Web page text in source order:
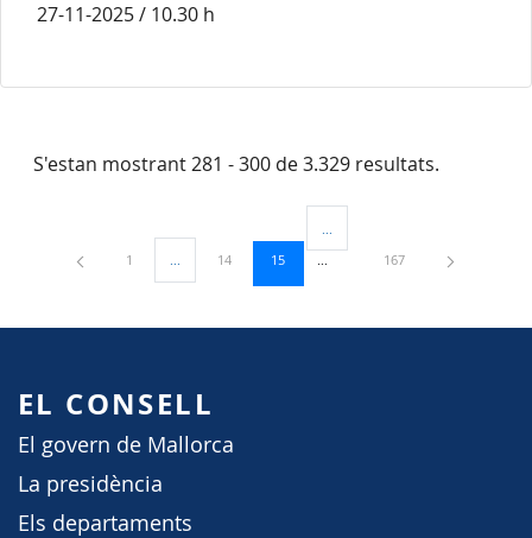
27-11-2025 / 10.30 h
S'estan mostrant 281 - 300 de 3.329 resultats.
Pàgina
1 ...Pàgines intermèdies Utilitzeu TAB per navegar.
Pàgina
14 Pàgina
15
Pàgines intermèdies Utilitzeu
Pàgina
167
EL CONSELL
El govern de Mallorca
La presidència
Els departaments